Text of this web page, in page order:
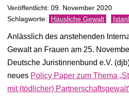
Veröffentlicht: 09. November 2020
Häusliche Gewalt
Anlässlich des anstehenden
Gewalt an Frauen am 25.
Deutsche Juristinnenbund e.V.
neues Policy Paper zum Thema
mit (tödlicher)